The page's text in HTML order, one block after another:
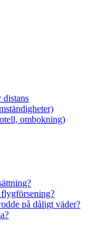
ombokning)
på dåligt väder?